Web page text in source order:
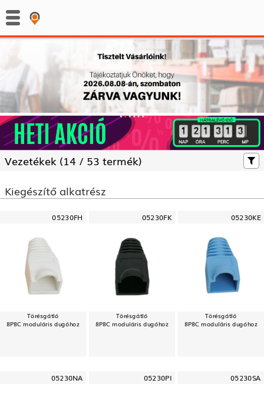
: :
Vezetékek (14 / 53 termék)
Kiegészítő alkatrész
05230FH
Törésgátló
8P8C moduláris dugóhoz
05230FK
Törésgátló
8P8C moduláris dugóhoz
05230KE
Törésgátló
8P8C moduláris dugóhoz
05230NA 05230PI 05230SA